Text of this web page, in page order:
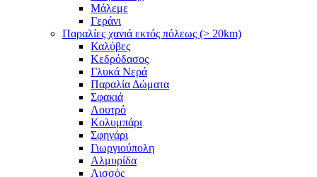
Μάλεμε
Γεράνι
Παραλίες χανιά εκτός πόλεως (> 20km)
Καλύβες
Κεδρόδασος
Γλυκά Νερά
Παραλία Δώματα
Σφακιά
Λουτρό
Κολυμπάρι
Σφηνάρι
Γιωργιούπολη
Αλμυρίδα
Λισσός